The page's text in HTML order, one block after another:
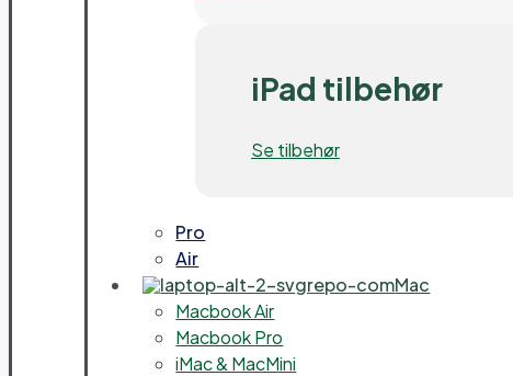
iPad tilbehør
Se tilbehør
Pro
Air
Mac
Macbook Air
Macbook Pro
iMac & MacMini